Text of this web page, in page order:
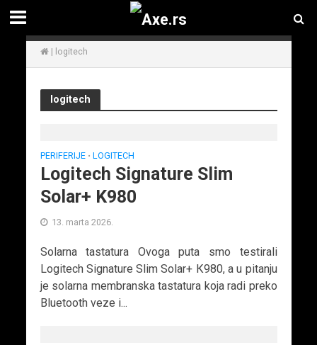
| logitech
logitech
PERIFERIJE • LOGITECH
Logitech Signature Slim
Solar+ K980
13. marta 2026.
Solarna tastatura Ovoga puta smo testirali
Logitech Signature Slim Solar+ К980, a u pitanju
je solarna membranska tastatura koja radi preko
Bluetooth veze i...